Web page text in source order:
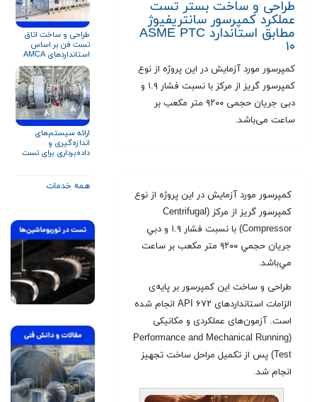
طراحی و ساخت بستر تست
عملکرد کمپرسور سانتریفیوژ
مطابق استاندارد ASME PTC
۱۰
کمپرسور مورد آزمایش در اين پروژه از نوع
کمپرسور گريز از مرکز با نسبت فشار ۱.۹ و
دبی جريان حجمی ۹۲۰۰ متر مکعب بر
ساعت می‌باشد.
کمپرسور مورد آزمایش در اين پروژه از نوع
کمپرسور گريز از مرکز (Centrifugal
Compressor) با نسبت فشار ۱.۹ و دبي
جريان حجمي ۹۲۰۰ متر مکعب بر ساعت
مي‌باشد.
طراحی و ساخت این کمپرسور بر پایه‌ی
الزامات استانداردهای API ۶۷۲ انجام شده
است. آزمون‌های عملکردی و مکانیکی
(Performance and Mechanical Running
Test) پس از تکمیل مراحل ساخت تجهیز
انجام شد.
طراحی و ساخت اتاق
تست فن بر اساس
استانداردهای AMCA
۲۱۰ و ISO ۵۸۰۱
ارائه سیستم‌های
اندازه‌گیری و
داده‌برداری برای تست
همه خدمات